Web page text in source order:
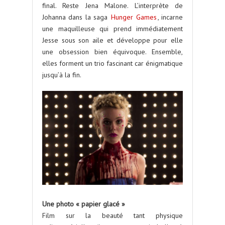
final. Reste Jena Malone. L’interprète de
Johanna dans la saga Hunger Games, incarne
une maquilleuse qui prend immédiatement
Jesse sous son aile et développe pour elle
une obsession bien équivoque. Ensemble,
elles forment un trio fascinant car énigmatique
jusqu’à la fin.
Une photo « papier glacé »
Film sur la beauté tant physique